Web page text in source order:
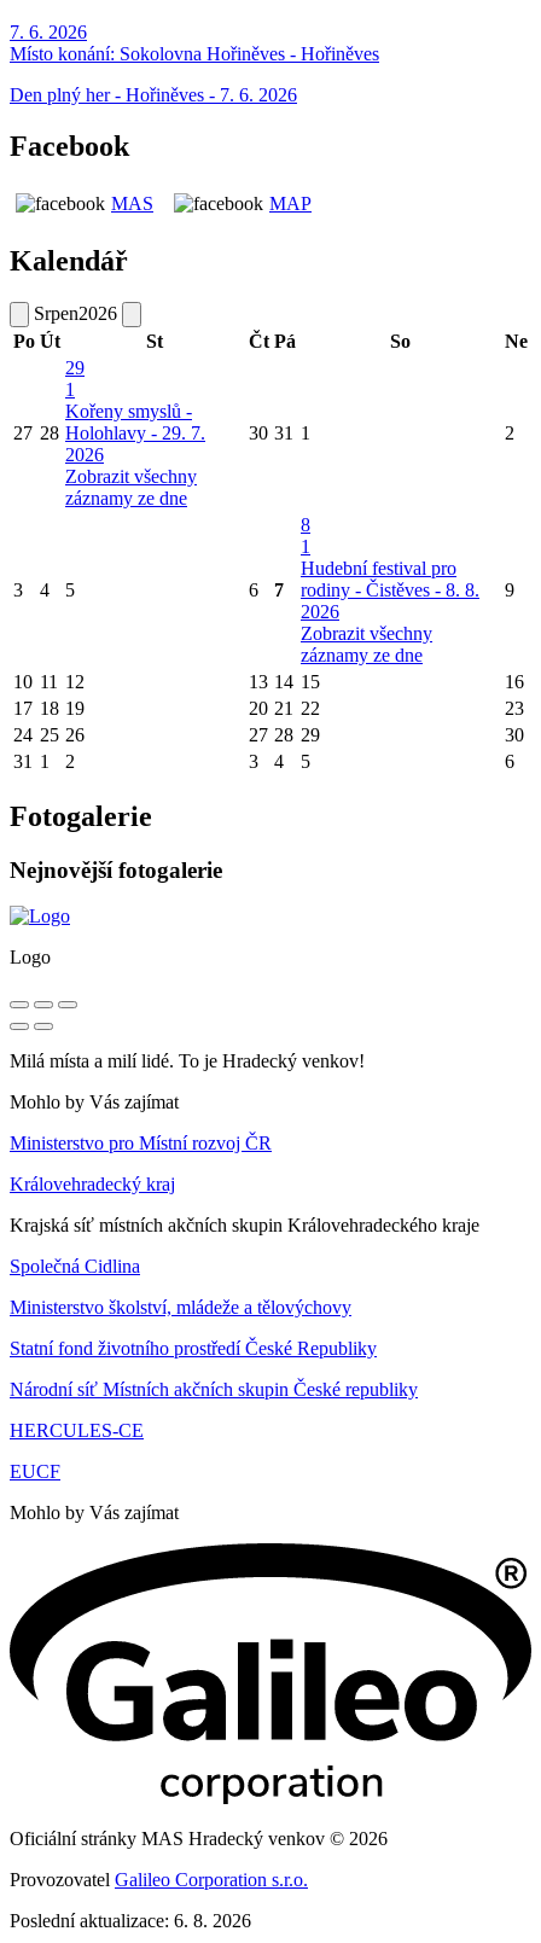
7. 6. 2026
Místo konání: Sokolovna Hořiněves - Hořiněves
Den plný her - Hořiněves - 7. 6. 2026
Facebook
MAS MAP
Kalendář
Srpen2026
Po Út St Čt Pá So Ne
27 28
29
1
Kořeny smyslů -
Holohlavy - 29. 7.
2026
Zobrazit všechny
záznamy ze dne
30 31 1 2
3 4 5 6 7
8
1
Hudební festival pro
rodiny - Čistěves - 8. 8.
2026
Zobrazit všechny
záznamy ze dne
9
10 11 12 13 14 15
16
17 18 19 20 21 22
23
24 25 26 27 28 29
30
31 1 2 3 4 5 6
Fotogalerie
Nejnovější fotogalerie
Logo
Milá místa a milí lidé. To je Hradecký venkov!
Mohlo by Vás zajímat
Ministerstvo pro Místní rozvoj ČR
Královehradecký kraj
Krajská síť místních akčních skupin Královehradeckého kraje
Společná Cidlina
Ministerstvo školství, mládeže a tělovýchovy
Statní fond životního prostředí České Republiky
Národní síť Místních akčních skupin České republiky
HERCULES-CE
EUCF
Mohlo by Vás zajímat
Oficiální stránky MAS Hradecký venkov © 2026
Provozovatel Galileo Corporation s.r.o.
Poslední aktualizace: 6. 8. 2026